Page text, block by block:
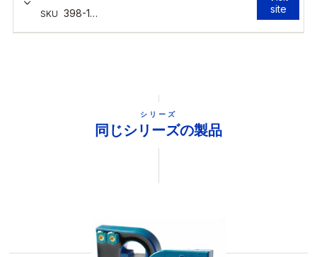
シリーズ
同じシリーズの製品